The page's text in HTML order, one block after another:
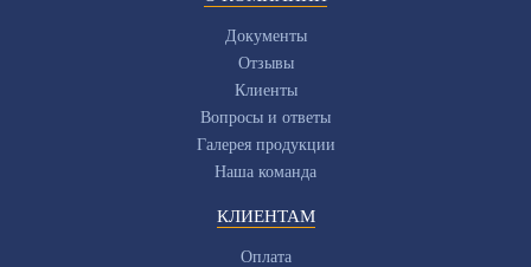
Документы
Отзывы
Клиенты
Вопросы и ответы
Галерея продукции
Наша команда
КЛИЕНТАМ
Оплата